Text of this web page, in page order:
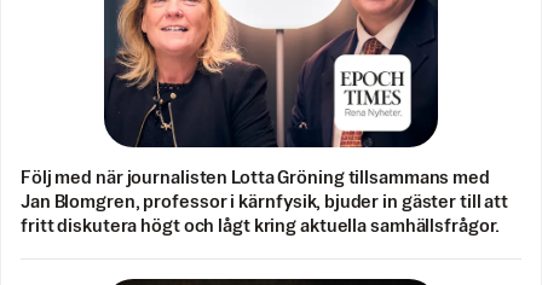
Följ med när journalisten Lotta Gröning tillsammans med
Jan Blomgren, professor i kärnfysik, bjuder in gäster till att
fritt diskutera högt och lågt kring aktuella samhällsfrågor.